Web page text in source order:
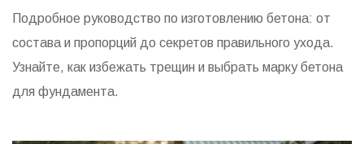
Подробное руководство по изготовлению бетона: от
состава и пропорций до секретов правильного ухода.
Узнайте, как избежать трещин и выбрать марку бетона
для фундамента.